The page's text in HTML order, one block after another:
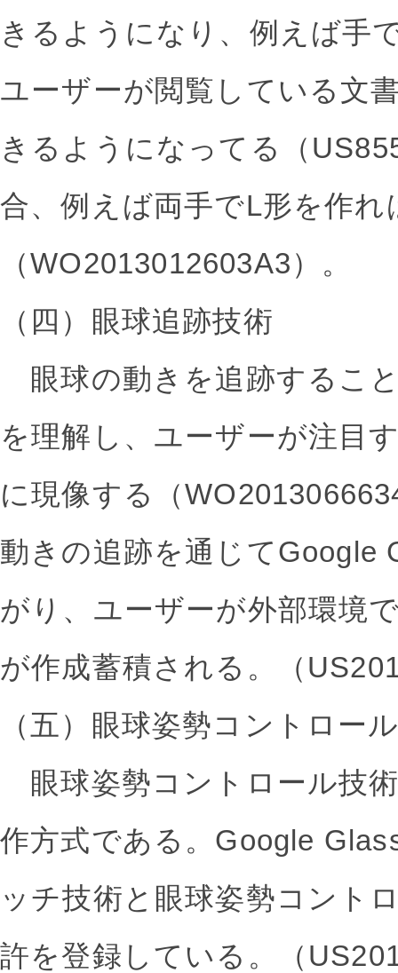
きるようになり、例えば手
ユーザーが閲覧している文
きるようになってる（
合、例えば両手でL形を作
（WO2013012603A3）。
（四）眼球追跡技術
眼球の動きを追跡するこ
を理解し、ユーザーが注目
に現像する（
動きの追跡を通じてGoogle
がり、ユーザーが外部環境
が作成蓄積される。（
（五）眼球姿勢コントロー
眼球姿勢コントロール技
作方式である。Google
ッチ技術と眼球姿勢コント
許を登録している。（